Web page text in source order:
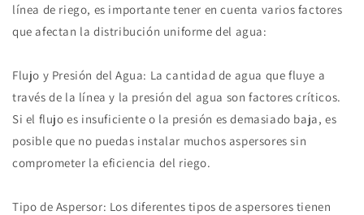
línea de riego, es importante tener en cuenta varios factores
que afectan la distribución uniforme del agua:
Flujo y Presión del Agua: La cantidad de agua que fluye a
través de la línea y la presión del agua son factores críticos.
Si el flujo es insuficiente o la presión es demasiado baja, es
posible que no puedas instalar muchos aspersores sin
comprometer la eficiencia del riego.
Tipo de Aspersor: Los diferentes tipos de aspersores tienen